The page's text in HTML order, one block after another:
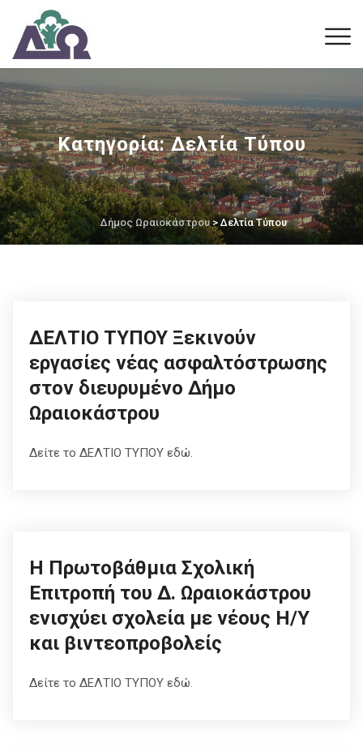
Κατηγορία:Δελτία Τύπου
Δήμος Ωραιοκάστρου> Δελτία Τύπου
ΔΕΛΤΙΟ ΤΥΠΟΥ Ξεκινούν
εργασίες νέας ασφαλτόστρωσης
στον διευρυμένο Δήμο
Ωραιοκάστρου
Δείτε το ΔΕΛΤΙΟ ΤΥΠΟΥ εδώ.
Η Πρωτοβάθμια Σχολική
Επιτροπή του Δ. Ωραιοκάστρου
ενισχύει σχολεία με νέους Η/Υ
και βιντεοπροβολείς
Δείτε το ΔΕΛΤΙΟ ΤΥΠΟΥ εδώ.